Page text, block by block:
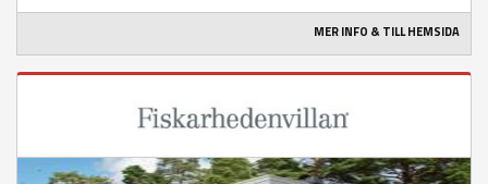
MER INFO & TILL HEMSIDA